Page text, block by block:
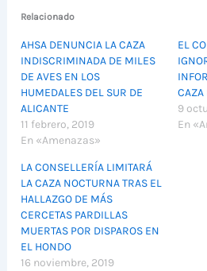
Relacionado
AHSA DENUNCIA LA CAZA
INDISCRIMINADA DE MILES
DE AVES EN LOS
HUMEDALES DEL SUR DE
ALICANTE
11 febrero, 2019
En «Amenazas»
EL
CAZA
9
En
LA CONSELLERÍA LIMITARÁ
LA CAZA NOCTURNA TRAS EL
HALLAZGO DE MÁS
CERCETAS PARDILLAS
MUERTAS POR DISPAROS EN
EL HONDO
16 noviembre, 2019